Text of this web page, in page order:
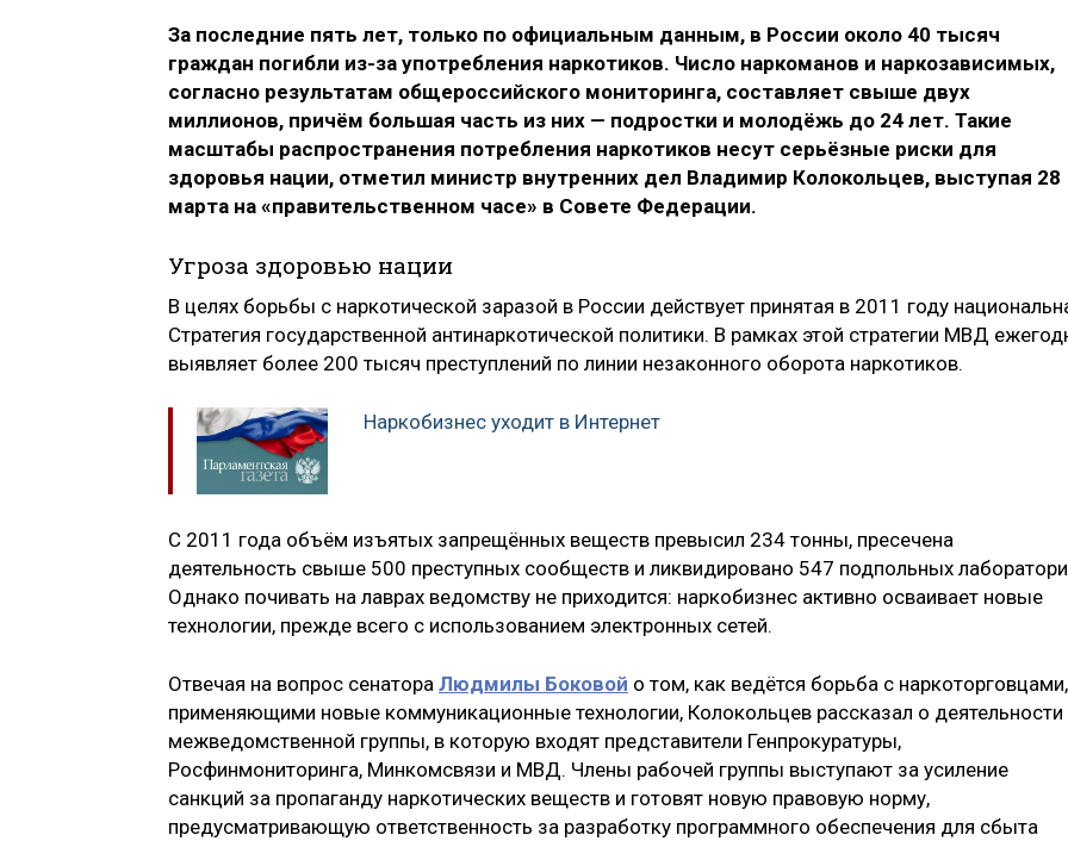
За последние пять лет, только по официальным данным, в России около 40 тысяч
граждан погибли из-за употребления наркотиков. Число наркоманов и наркозависимых,
согласно результатам общероссийского мониторинга, составляет свыше двух
миллионов, причём большая часть из них — подростки и молодёжь до 24 лет. Такие
масштабы распространения потребления наркотиков несут серьёзные риски для
здоровья нации, отметил министр внутренних дел Владимир Колокольцев, выступая 28
марта на «правительственном часе» в Совете Федерации.
Угроза здоровью нации
В целях борьбы с наркотической заразой в России действует принятая в 2011 году
Стратегия государственной антинаркотической политики. В рамках этой стратегии МВД
выявляет более 200 тысяч преступлений по линии незаконного оборота наркотиков.
Наркобизнес уходит в Интернет
С 2011 года объём изъятых запрещённых веществ превысил 234 тонны, пресечена
деятельность свыше 500 преступных сообществ и ликвидировано 547 подпольных
Однако почивать на лаврах ведомству не приходится: наркобизнес активно осваивает новые
технологии, прежде всего с использованием электронных сетей.
Отвечая на вопрос сенатора Людмилы Боковой о том, как ведётся борьба с наркоторговцами,
применяющими новые коммуникационные технологии, Колокольцев рассказал о деятельности
межведомственной группы, в которую входят представители Генпрокуратуры,
Росфинмониторинга, Минкомсвязи и МВД. Члены рабочей группы выступают за усиление
санкций за пропаганду наркотических веществ и готовят новую правовую норму,
предусматривающую ответственность за разработку программного обеспечения для сбыта